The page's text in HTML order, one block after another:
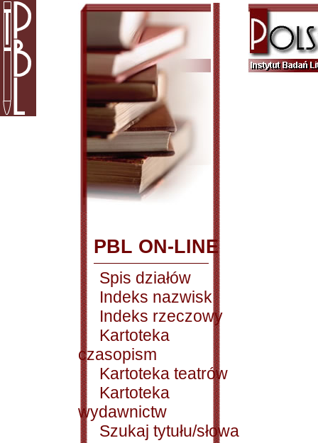
PBL ON-LINE
Spis działów
Indeks nazwisk
Indeks rzeczowy
Kartoteka
czasopism
Kartoteka teatrów
Kartoteka
wydawnictw
Szukaj tytułu/słowa